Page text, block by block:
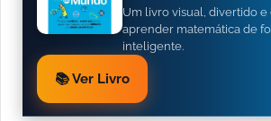
Um livro visual, divertido e
aprender matemática de
inteligente.
📚 Ver Livro